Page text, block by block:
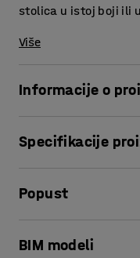
stolica u istoj boji ili
Više
Informacije o
dizajn koji jednako
temom boja.
Polirano aluminijsko
Specifikacije
Dubina sjedišta
Širina: 740 mm
Popust
Ispis stranice
BIM modeli